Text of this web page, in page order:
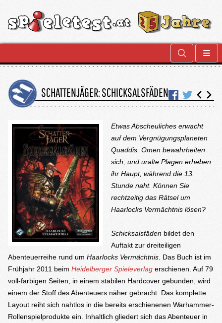
SCHATTENJÄGER: SCHICKSALSFÄDEN
Etwas Abscheuliches erwacht
auf dem Vergnügungsplaneten
Quaddis. Omen bewahrheiten
sich, und uralte Plagen erheben
ihr Haupt, während die 13.
Stunde naht. Können Sie
rechtzeitig das Rätsel um
Haarlocks Vermächtnis lösen?
Schicksalsfäden bildet den
Auftakt zur dreiteiligen
Abenteuerreihe rund um Haarlocks Vermächtnis . Das Buch ist im
Frühjahr 2011 beim Heidelberger Spieleverlag erschienen. Auf 79
voll-farbigen Seiten, in einem stabilen Hardcover gebunden, wird
einem der Stoff des Abenteuers näher gebracht. Das komplette
Layout reiht sich nahtlos in die bereits erschienenen Warhammer-
Rollenspielprodukte ein. Inhaltlich gliedert sich das Abenteuer in